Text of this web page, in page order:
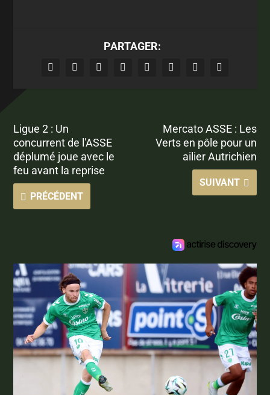
PARTAGER:
Ligue 2 : Un
concurrent de l'ASSE
déplumé joue avec le
feu avant la reprise
PRÉCÉDENT
Mercato ASSE : Les
Verts en pôle pour un
ailier Autrichien
SUIVANT